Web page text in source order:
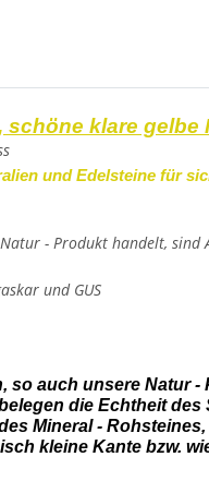
schöne klare gelbe
und Edelsteine für
- Produkt handelt,
und GUS
so auch unsere Natur
die Echtheit des
Mineral -
kleine Kante bzw.